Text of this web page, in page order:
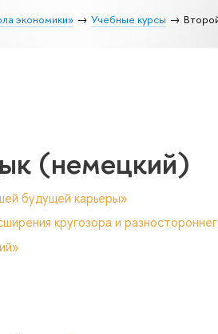
экономики» Учебные курсы
(немецкий)
будущей карьеры»
кругозора и